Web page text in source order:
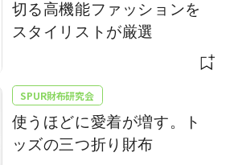
切る高機能ファッションを
スタイリストが厳選
SPUR財布研究会
使うほどに愛着が増す。ト
ッズの三つ折り財布